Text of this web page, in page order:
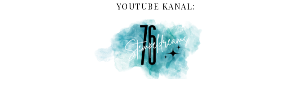
YOUTUBE KANAL: